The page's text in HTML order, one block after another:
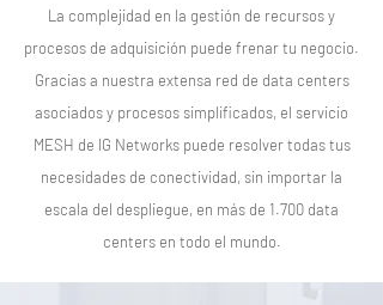
La complejidad en la gestión de recursos y
procesos de adquisición puede frenar tu negocio.
Gracias a nuestra extensa red de data centers
asociados y procesos simplificados, el servicio
MESH de IG Networks puede resolver todas tus
necesidades de conectividad, sin importar la
escala del despliegue, en más de 1.700 data
centers en todo el mundo.